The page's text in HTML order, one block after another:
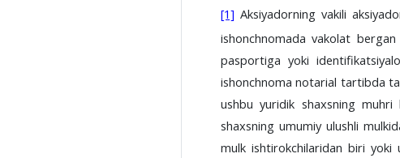
[1] Aksiyadorning vakili
ishonchnomada vakolat
pasportiga yoki
ishonchnoma notarial tartibda
ushbu yuridik shaxsning
shaxsning umumiy ulushli
mulk ishtirokchilaridan biri yoki